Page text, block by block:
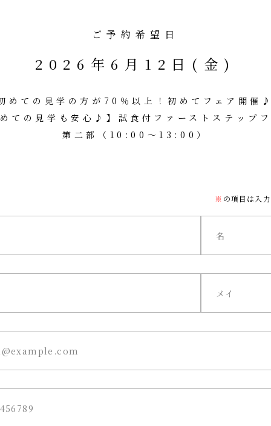
ご予約希望日
2026年6月12日(金)
めての見学の方が70％以上！初めてフェア開催♪
ての見学も安心♪】試食付ファーストステップフ
第二部（10:00～13:00）
※ の項目は入